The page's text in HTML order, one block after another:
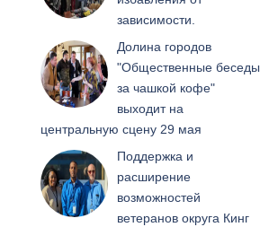
зависимости.
Долина городов
"Общественные беседы
за чашкой кофе"
выходит на
центральную сцену 29 мая
Поддержка и
расширение
возможностей
ветеранов округа Кинг